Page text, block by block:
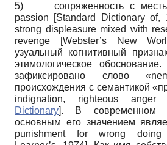
5) сопряженность с
passion [Standard Dictionary оf,
strong displeasure mixed with
revenge
[Webster’s New
узуальный когнитивный
этимологическое
зафиксировано слово
происхождения с семантикой
indignation, righteous anger
Dictionary]. В современном
основным его значением
punishment for wrong doing